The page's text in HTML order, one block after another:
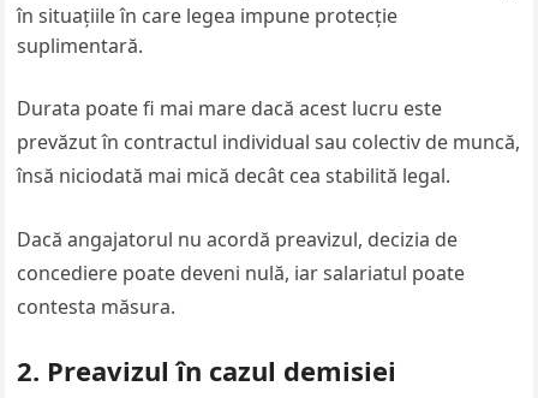
în situațiile în care legea impune protecție
suplimentară.
Durata poate fi mai mare dacă acest lucru este
prevăzut în contractul individual sau colectiv de muncă,
însă niciodată mai mică decât cea stabilită legal.
Dacă angajatorul nu acordă preavizul, decizia de
concediere poate deveni nulă, iar salariatul poate
contesta măsura.
2. Preavizul în cazul demisiei